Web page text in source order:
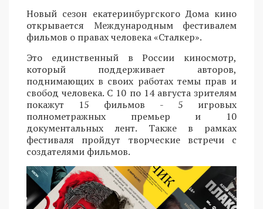
Новый сезон екатеринбургского Дома кино
открывается Международным фестивалем
фильмов о правах человека «Сталкер».
Это единственный в России киносмотр,
который поддерживает авторов,
поднимающих в своих работах темы прав и
свобод человека. С 10 по 14 августа зрителям
покажут 15 фильмов - 5 игровых
полнометражных премьер и 10
документальных лент. Также в рамках
фестиваля пройдут творческие встречи с
создателями фильмов.